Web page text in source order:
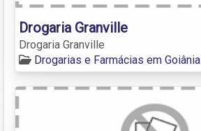
Drogaria Granville
Drogaria Granville
Drogarias e Farmácias em Goiânia